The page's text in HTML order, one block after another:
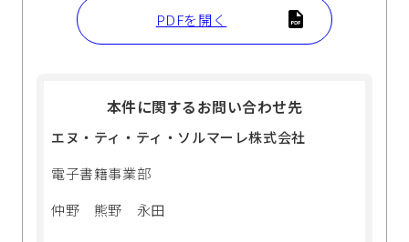
PDFを開く
本件に関するお問い合わせ先
エヌ・ティ・ティ・ソルマーレ株式会社
電子書籍事業部
仲野 熊野 永田